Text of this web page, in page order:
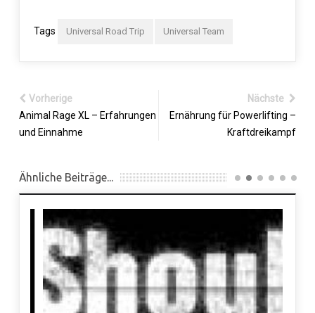
Tags Universal Road Trip Universal Team
Vorherige
Animal Rage XL – Erfahrungen
und Einnahme
Nächste
Ernährung für Powerlifting –
Kraftdreikampf
Ähnliche Beiträge...